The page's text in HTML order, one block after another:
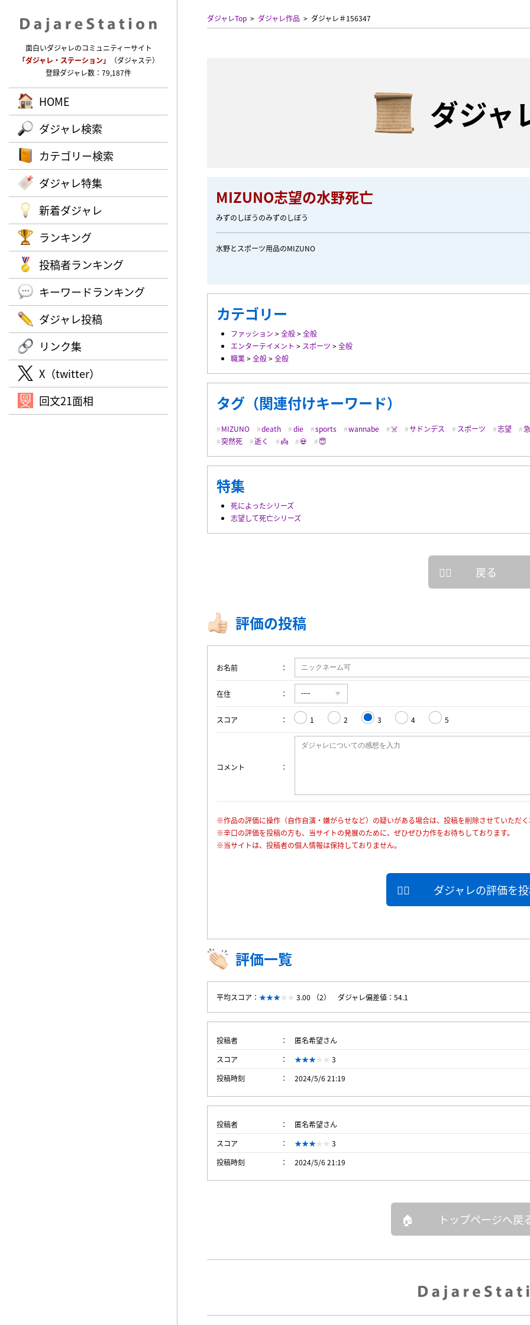
面白いダジャレのコミュニティーサイト
「ダジャレ・ステーション」
（ダジャステ）
登録ダジャレ数：79,187件
HOME
ダジャレ検索
カテゴリー検索
ダジャレ特集
新着ダジャレ
ランキング
投稿者ランキング
キーワードランキング
ダジャレ投稿
リンク集
X（twitter）
回文21面相
ダジャレTop ダジャレ作品 ダジャレ＃156347
ダジャ
MIZUNO志望の水野死亡
みずのしぼうのみずのしぼう
水野とスポーツ用品のMIZUNO
カテゴリー
ファッション >全般>全般
エンターテイメント > スポーツ >全般
職業>全般>全般
タグ（関連付けキーワード）
MIZUNO death die sports wannabe ☠️ サドンデス スポーツ 志望
突然死
逝く 👼 💀 😇
特集
死によったシリーズ
志望して死亡シリーズ
戻る
評価の投稿
お名前
在住
スコア 1 2 3 4 5
コメント
※作品の評価に操作（自作自演・嫌がらせなど）の疑いがある場合は、投稿を削除させていただ
※辛口の評価を投稿の方も、当サイトの発展のために、ぜひぜひ力作をお待ちしております。
※当サイトは、投稿者の個人情報は保持しておりません。
ダジャレの評価を
評価一覧
平均スコア： 3.00 （2） ダジャレ偏差値：54.1
投稿者
匿名希望さん
スコア
3
投稿時刻
2024/5/6 21:19
投稿者
匿名希望さん
スコア
3
投稿時刻
2024/5/6 21:19
トップページへ戻